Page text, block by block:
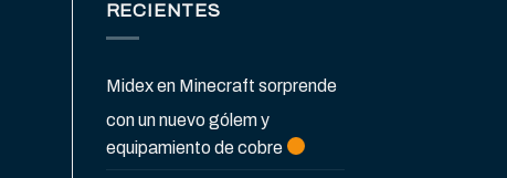
RECIENTES
Midexen Minecraft sorprende
con un nuevo gólem y
equipamiento de cobre